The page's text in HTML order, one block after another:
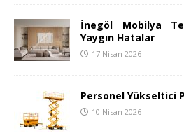
İnegöl Mobilya
Yaygın Hatalar
17 Nisan 2026
Personel Yükseltici
10 Nisan 2026